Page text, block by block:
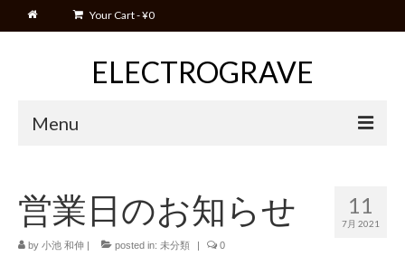
Your Cart-¥0
ELECTROGRAVE
Menu
Blog
Event
11
7月 2021
営業日のお知らせ
by 小池 和伸 | posted in: 未分類 | 0